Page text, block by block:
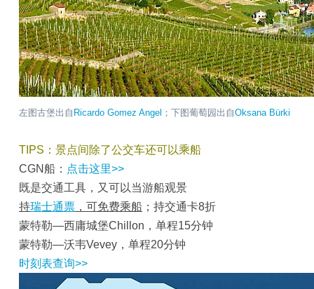
左图古堡出自 Ricardo Gomez Angel ；下图葡萄园出自Oksana Bürki
TIPS：景点间除了公交车还可以乘船
CGN船： 点击这里>>
既是交通工具，又可以当游船观景
持瑞士通票 ，可免费乘船 ；持交通卡8折
蒙特勒—西庸城堡Chillon，单程15分钟
蒙特勒—沃韦Vevey，单程20分钟
时刻表查询>>